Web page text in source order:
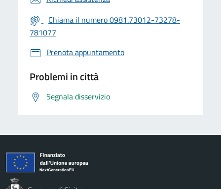
Chiama il numero 0981.73012-73278-
781077
Prenota appuntamento
Problemi in città
Segnala disservizio